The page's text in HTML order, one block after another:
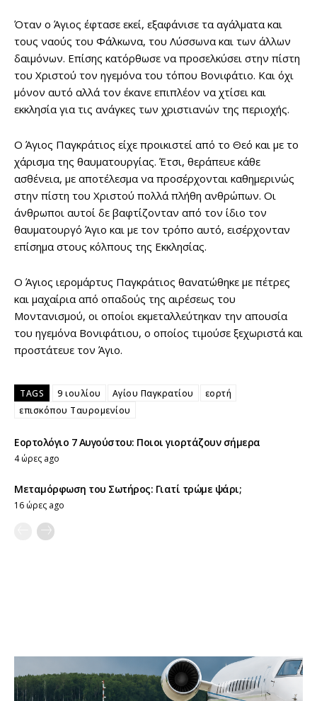
Όταν ο Άγιος έφτασε εκεί, εξαφάνισε τα αγάλματα και
τους ναούς του Φάλκωνα, του Λύσσωνα και των άλλων
δαιμόνων. Επίσης κατόρθωσε να προσελκύσει στην πίστη
του Χριστού τον ηγεμόνα του τόπου Βονιφάτιο. Και όχι
μόνον αυτό αλλά τον έκανε επιπλέον να χτίσει και
εκκλησία για τις ανάγκες των χριστιανών της περιοχής.
Ο Άγιος Παγκράτιος είχε προικιστεί από το Θεό και με το
χάρισμα της θαυματουργίας. Έτσι, θεράπευε κάθε
ασθένεια, με αποτέλεσμα να προσέρχονται καθημερινώς
στην πίστη του Χριστού πολλά πλήθη ανθρώπων. Οι
άνθρωποι αυτοί δε βαφτίζονταν από τον ίδιο τον
θαυματουργό Άγιο και με τον τρόπο αυτό, εισέρχονταν
επίσημα στους κόλπους της Εκκλησίας.
Ο Άγιος ιερομάρτυς Παγκράτιος θανατώθηκε με πέτρες
και μαχαίρια από οπαδούς της αιρέσεως του
Μοντανισμού, οι οποίοι εκμεταλλεύτηκαν την απουσία
του ηγεμόνα Βονιφάτιου, ο οποίος τιμούσε ξεχωριστά και
προστάτευε τον Άγιο.
TAGS 9 ιουλίου Αγίου Παγκρατίου
εορτή
επισκόπου Ταυρομενίου
Εορτολόγιο 7 Αυγούστου: Ποιοι γιορτάζουν σήμερα
4 ώρες ago
Μεταμόρφωση του Σωτήρος: Γιατί τρώμε ψάρι;
16 ώρες ago